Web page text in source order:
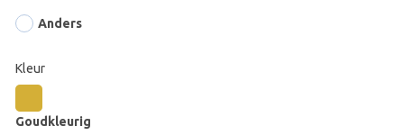
Anders
Kleur
Goudkleurig